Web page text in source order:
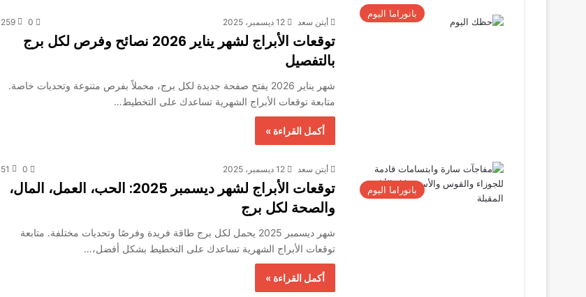
بانوراما اليوم
أيتن سعد 12 ديسمبر، 2025 0
259
توقعات الأبراج لشهر يناير 2026 نصائح وفرص لكل برج
بالتفصيل
شهر يناير 2026 يفتح صفحة جديدة لكل برج، محملاً بفرص متنوعة وتحديات خاصة.
متابعة توقعات الأبراج الشهرية تساعدك على التخطيط…
أكمل القراءة »
بانوراما اليوم
أيتن سعد 12 ديسمبر، 2025 0
51
توقعات الأبراج لشهر ديسمبر 2025: الحب، العمل، المال،
والصحة لكل برج
شهر ديسمبر 2025 يحمل لكل برج طاقة فريدة وفرصًا وتحديات مختلفة. متابعة
توقعات الأبراج الشهرية تساعدك على التخطيط بشكل أفضل،…
أكمل القراءة »